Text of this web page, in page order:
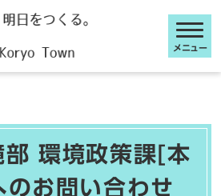
メニュー
部 環境政策課[本
お問い合わせ